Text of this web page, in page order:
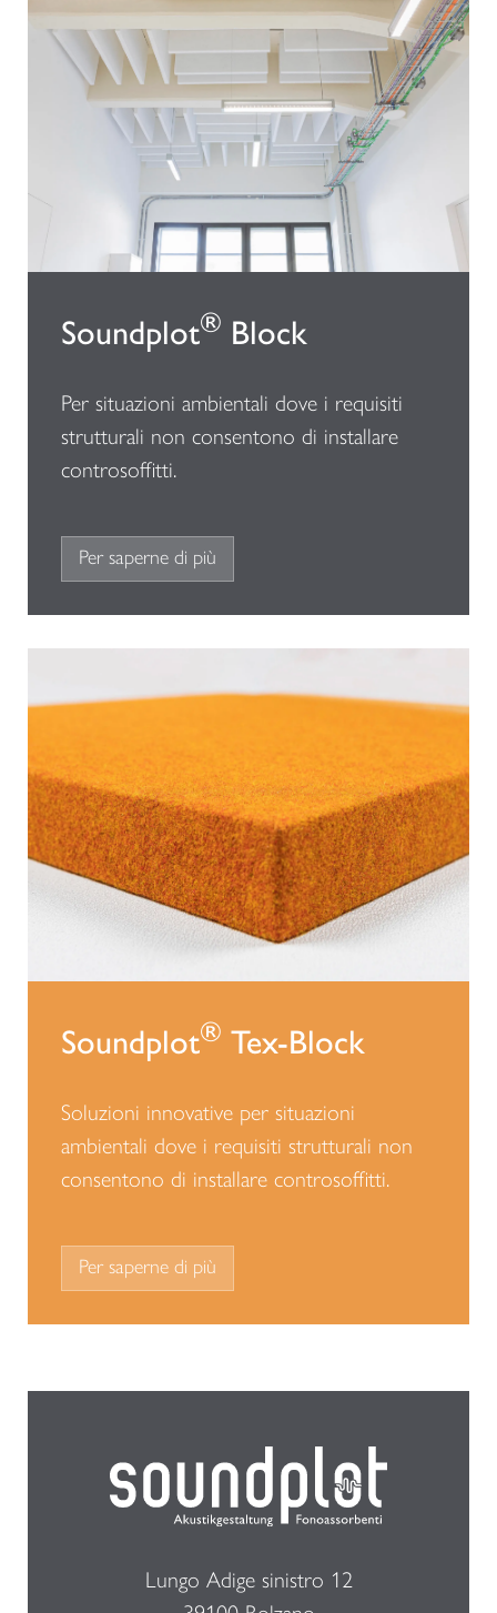
Soundplot® Block
Per situazioni ambientali dove i requisiti
strutturali non consentono di installare
controsoffitti.
Per saperne di più
Soundplot® Tex-Block
Soluzioni innovative per situazioni
ambientali dove i requisiti strutturali non
consentono di installare controsoffitti.
Per saperne di più
Lungo Adige sinistro 12